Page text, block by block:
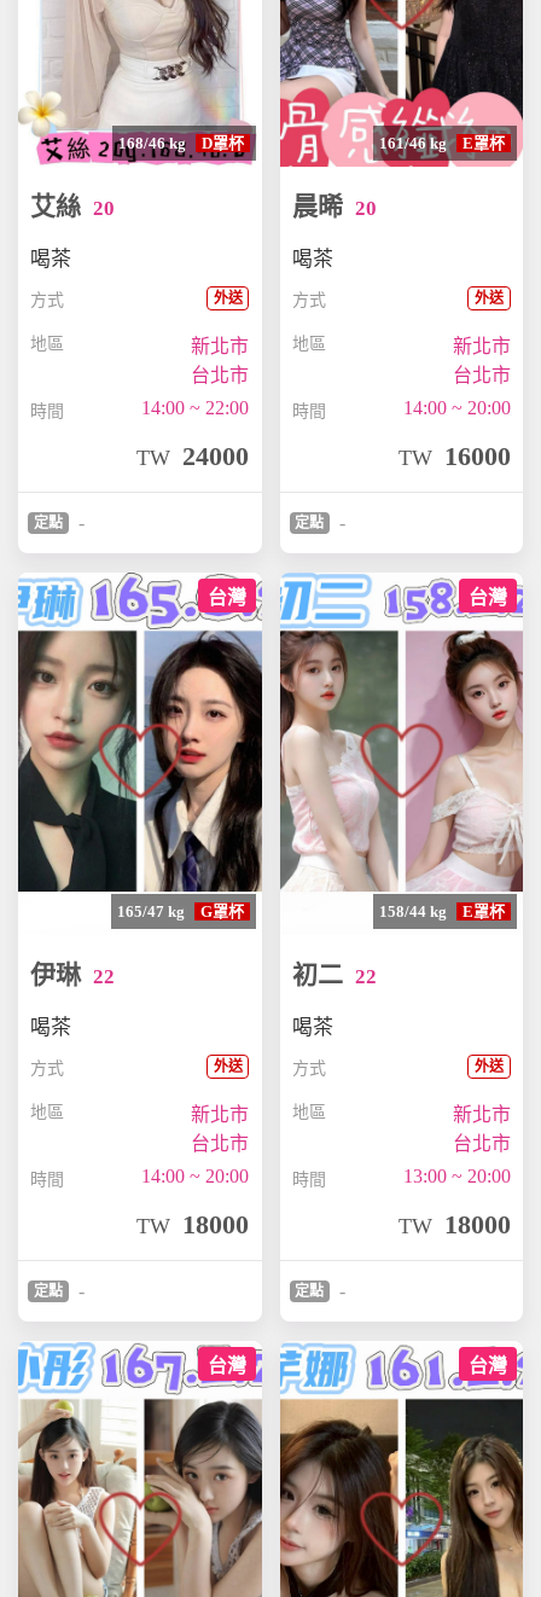
168/46 kg D罩杯
艾絲20
喝茶
方式 外送
地區
新北市
台北市
時間 14:00 ~ 22:00
TW 24000
定點 -
161/46 kg E罩杯
晨晞 20
喝茶
方式 外送
地區
新北市
台北市
時間 14:00 ~ 20:00
TW 16000
定點 -
台灣
165/47 kg G罩杯
伊琳22
喝茶
方式 外送
地區
新北市
台北市
時間 14:00 ~ 20:00
TW 18000
定點 -
台灣
158/44 kg E罩杯
初二 22
喝茶
方式 外送
地區
新北市
台北市
時間 13:00 ~ 20:00
TW 18000
定點 -
台灣 台灣